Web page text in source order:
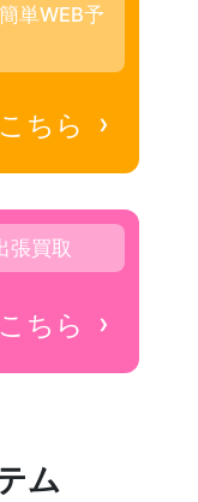
簡単WEB予
ちら ›
張買取
ちら ›
ム